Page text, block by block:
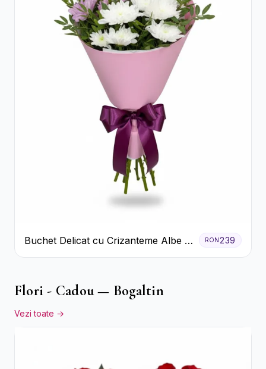
Buchet Delicat cu Crizanteme Albe și
Mov
RON 239
Flori - Cadou — Bogaltin
Vezi toate →